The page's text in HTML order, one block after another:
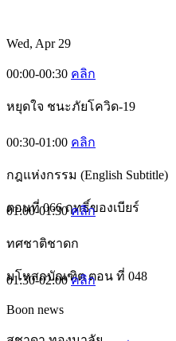
Wed, Apr 29
00:00-00:30 คลิก
หยุดใจ ชนะภัยโควิด-19
00:30-01:00 คลิก
กฎแห่งกรรม (English Subtitle)
ตอนที่ 066 ฤทธิ์ของเบียร์
01:00-01:30คลิก
ทศชาติชาดก
มโหสถบัณฑิต ตอน ที่ 048
01:30-02:00คลิก
Boon news